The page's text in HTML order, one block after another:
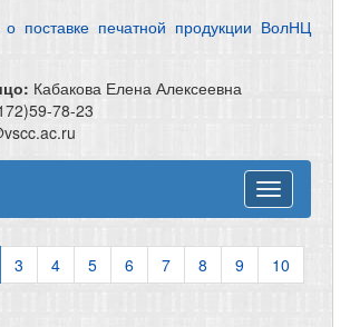
поставке печатной продукции ВолНЦ
Кабакова Елена Алексеевна
78-23
Toggle
navigation
3 4 5 6 7 8 9
10